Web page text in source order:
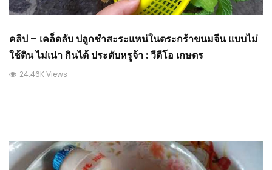
คลิป – เคล็ดลับ ปลูกชำสะระแหน่ในตระกร้าขนมจีน แบบไม่
ใช้ดิน ไม่เน่า กินได้ ประดับหรูจ้า : วีดีโอ เกษตร
24.46K Views